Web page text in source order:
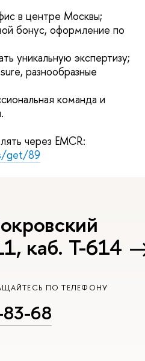
в центре Москвы;
бонус, оформление по
уникальную экспертизу;
разнообразные
команда и
через EMCR:
get/89
каб. Т-614
ПО ТЕЛЕФОНУ
68